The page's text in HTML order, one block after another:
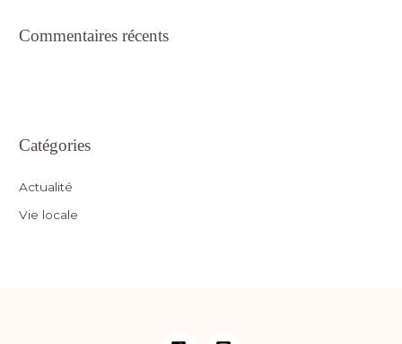
Commentaires récents
Catégories
Actualité
Vie locale